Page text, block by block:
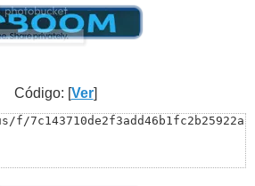
Código: [ Ver]
7c143710de2f3add46b1fc2b25922a